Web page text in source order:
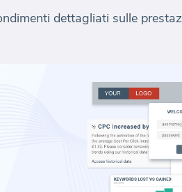
dettagliati sulle